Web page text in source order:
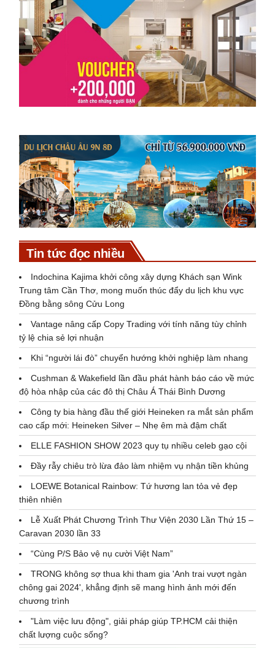
Tin tức đọc nhiều
Indochina Kajima khởi công xây dựng Khách sạn Wink
Trung tâm Cần Thơ, mong muốn thúc đẩy du lịch khu vực
Đồng bằng sông Cửu Long
Vantage nâng cấp Copy Trading với tính năng tùy chỉnh
tỷ lệ chia sẻ lợi nhuận
Khi “người lái đò” chuyển hướng khởi nghiệp làm nhang
Cushman & Wakefield lần đầu phát hành báo cáo về mức
độ hòa nhập của các đô thị Châu Á Thái Bình Dương
Công ty bia hàng đầu thế giới Heineken ra mắt sản phẩm
cao cấp mới: Heineken Silver – Nhẹ êm mà đậm chất
ELLE FASHION SHOW 2023 quy tụ nhiều celeb gạo cội
Đầy rẫy chiêu trò lừa đảo làm nhiệm vụ nhận tiền khủng
LOEWE Botanical Rainbow: Tứ hương lan tỏa vẻ đẹp
thiên nhiên
Lễ Xuất Phát Chương Trình Thư Viện 2030 Lần Thứ 15 –
Caravan 2030 lần 33
“Cùng P/S Bảo vệ nụ cười Việt Nam”
TRONG không sợ thua khi tham gia 'Anh trai vượt ngàn
chông gai 2024', khẳng định sẽ mang hình ảnh mới đến
chương trình
"Làm việc lưu động", giải pháp giúp TP.HCM cải thiện
chất lượng cuộc sống?